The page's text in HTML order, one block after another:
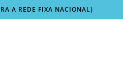
A REDE FIXA NACIONAL)